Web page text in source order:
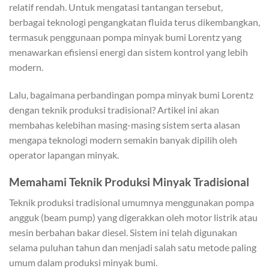
relatif rendah. Untuk mengatasi tantangan tersebut,
berbagai teknologi pengangkatan fluida terus dikembangkan,
termasuk penggunaan pompa minyak bumi Lorentz yang
menawarkan efisiensi energi dan sistem kontrol yang lebih
modern.
Lalu, bagaimana perbandingan pompa minyak bumi Lorentz
dengan teknik produksi tradisional? Artikel ini akan
membahas kelebihan masing-masing sistem serta alasan
mengapa teknologi modern semakin banyak dipilih oleh
operator lapangan minyak.
Memahami Teknik Produksi Minyak Tradisional
Teknik produksi tradisional umumnya menggunakan pompa
angguk (beam pump) yang digerakkan oleh motor listrik atau
mesin berbahan bakar diesel. Sistem ini telah digunakan
selama puluhan tahun dan menjadi salah satu metode paling
umum dalam produksi minyak bumi.